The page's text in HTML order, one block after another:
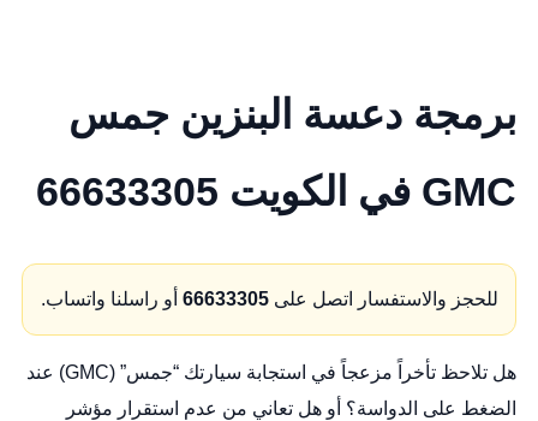
برمجة دعسة البنزين جمس
GMC في الكويت 66633305
للحجز والاستفسار اتصل على 66633305أو راسلنا واتساب.
هل تلاحظ تأخراً مزعجاً في استجابة سيارتك “جمس” (GMC) عند
الضغط على الدواسة؟ أو هل تعاني من عدم استقرار مؤشر